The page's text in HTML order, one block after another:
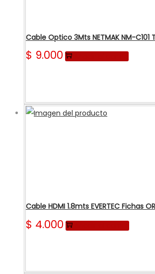
Cable Optico 3Mts NETMAK NM-C101
$ 9.000
Cable HDMI 1.8mts EVERTEC Fichas
$ 4.000